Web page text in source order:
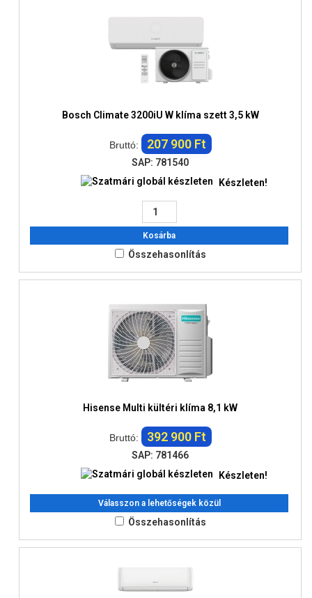
Bosch Climate 3200iU W klíma szett 3,5 kW
Bruttó: 207 900 Ft
SAP: 781540
Készleten!
Kosárba
Összehasonlítás
Hisense Multi kültéri klíma 8,1 kW
Bruttó: 392 900 Ft
SAP: 781466
Készleten!
Válasszon a lehetőségek közül
Összehasonlítás